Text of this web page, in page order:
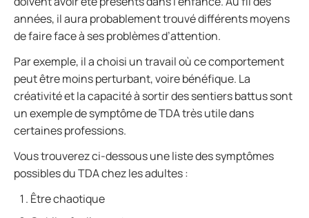
années, il aura probablement trouvé différents moyens
de faire face à ses problèmes d’attention.
Par exemple, il a choisi un travail où ce comportement
peut être moins perturbant, voire bénéfique. La
créativité et la capacité à sortir des sentiers battus sont
un exemple de symptôme de TDA très utile dans
certaines professions.
Vous trouverez ci-dessous une liste des symptômes
possibles du TDA chez les adultes :
Être chaotique